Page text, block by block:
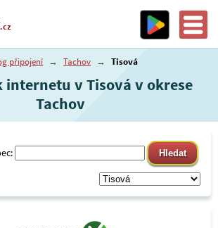
.cz
připojení → Tachov → Tisová
internetu v Tisová v okrese
Tachov